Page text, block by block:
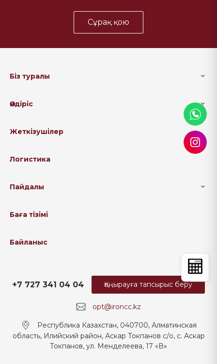
Сұрақ қою
Біз туралы
Өндіріс
Жеткізушілер
Логистика
Пайдалы
Баға тізімі
Байланыс
opt@ironcc.kz
+7 727 341 04 04
Республика Казахстан, 040700, Алматинская
область, Илийский район, Аскар Токпанов с/о, с. Аскар
Токпанов, ул. Менделеева, 17 «В»
Қоңырауға тапсырыс беру